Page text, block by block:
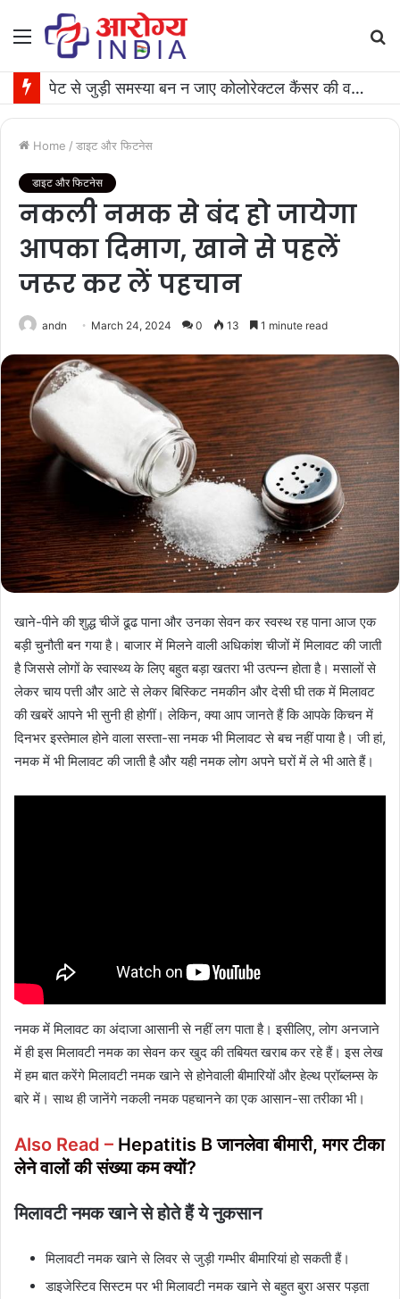
Menu
पेट से जुड़ी समस्या बन न जाए कोलोरेक्टल कैंसर की वजह, जान लीजिए टेस्ट कराने का समय
Home / डाइट और फिटनेस
डाइट और फिटनेस
नकली नमक से बंद हो जायेगा
आपका दिमाग, खाने से पहलें
जरूर कर लें पहचान
andn March 24, 2024 0 13 1 minute read
खाने-पीने की शुद्ध चीजें ढूढ पाना और उनका सेवन कर स्वस्थ रह पाना आज एक
बड़ी चुनौती बन गया है। बाजार में मिलने वाली अधिकांश चीजों में मिलावट की जाती
है जिससे लोगों के स्वास्थ्य के लिए बहुत बड़ा खतरा भी उत्पन्न होता है। मसालों से
लेकर चाय पत्ती और आटे से लेकर बिस्किट नमकीन और देसी घी तक में मिलावट
की खबरें आपने भी सुनी ही होगीं। लेकिन, क्या आप जानते हैं कि आपके किचन में
दिनभर इस्तेमाल होने वाला सस्ता-सा नमक भी मिलावट से बच नहीं पाया है। जी हां,
नमक में भी मिलावट की जाती है और यही नमक लोग अपने घरों में ले भी आते हैं।
नमक में मिलावट का अंदाजा आसानी से नहीं लग पाता है। इसीलिए, लोग अनजाने
में ही इस मिलावटी नमक का सेवन कर खुद की तबियत खराब कर रहे हैं। इस लेख
में हम बात करेंगे मिलावटी नमक खाने से होनेवाली बीमारियों और हेल्थ प्रॉब्लम्स के
बारे में। साथ ही जानेंगे नकली नमक पहचानने का एक आसान-सा तरीका भी।
Also Read – Hepatitis B जानलेवा बीमारी, मगर टीका
लेने वालों की संख्या कम क्यों?
मिलावटी नमक खाने से होते हैं ये नुकसान
मिलावटी नमक खाने से लिवर से जुड़ी गम्भीर बीमारियां हो सकती हैं।
डाइजेस्टिव सिस्टम पर भी मिलावटी नमक खाने से बहुत बुरा असर पड़ता